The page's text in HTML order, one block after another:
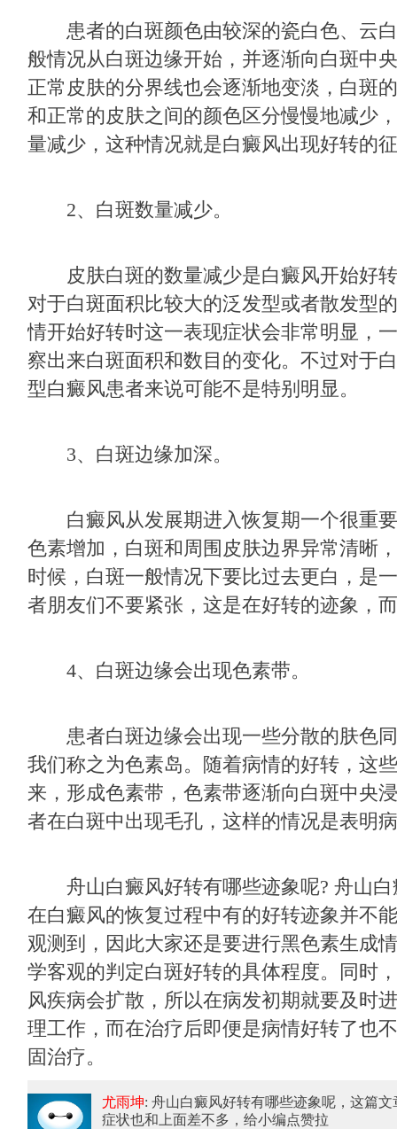
患者的白斑颜色由较深的瓷白色、云白
般情况从白斑边缘开始，并逐渐向白斑中
正常皮肤的分界线也会逐渐地变淡，白斑
和正常的皮肤之间的颜色区分慢慢地减少
量减少，这种情况就是白癜风出现好转的
2、白斑数量减少。
皮肤白斑的数量减少是白癜风开始好转
对于白斑面积比较大的泛发型或者散发型
情开始好转时这一表现症状会非常明显，
察出来白斑面积和数目的变化。不过对于
型白癜风患者来说可能不是特别明显。
3、白斑边缘加深。
白癜风从发展期进入恢复期一个很重要
色素增加，白斑和周围皮肤边界异常清晰
时候，白斑一般情况下要比过去更白，是
者朋友们不要紧张，这是在好转的迹象，
4、白斑边缘会出现色素带。
患者白斑边缘会出现一些分散的肤色同
我们称之为色素岛。随着病情的好转，这
来，形成色素带，色素带逐渐向白斑中央
者在白斑中出现毛孔，这样的情况是表明
舟山白癜风好转有哪些迹象呢? 舟山白
在白癜风的恢复过程中有的好转迹象并不
观测到，因此大家还是要进行黑色素生成
学客观的判定白斑好转的具体程度。同时
风疾病会扩散，所以在病发初期就要及时
理工作，而在治疗后即便是病情好转了也
固治疗。
尤雨坤: 舟山白癜风好转有哪些迹象呢，这篇文
症状也和上面差不多，给小编点赞拉